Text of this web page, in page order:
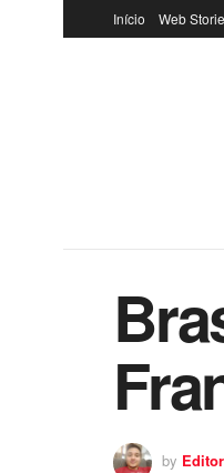
Início Web
by